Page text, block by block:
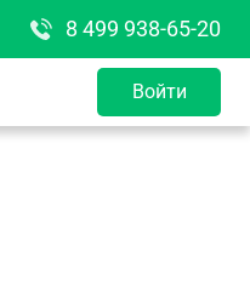
8 499 938-65-20
Войти